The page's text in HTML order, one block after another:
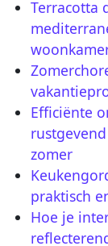
Terracotta
Efficiënte
zomer
praktisch
Hoe je